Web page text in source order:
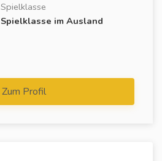
Spielklasse
Spielklasse im Ausland
Zum Profil